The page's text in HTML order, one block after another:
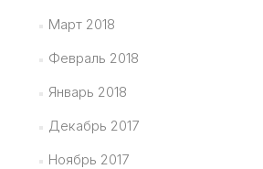
Март 2018
Февраль 2018
Январь 2018
Декабрь 2017
Ноябрь 2017